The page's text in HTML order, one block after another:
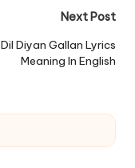
Next Post
Dil Diyan Gallan Lyrics
Meaning In English